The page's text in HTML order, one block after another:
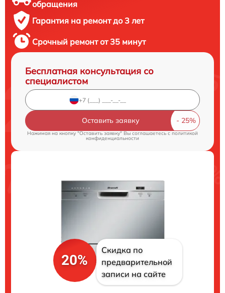
обращения
Гарантия на ремонт до 3 лет
Срочный ремонт от 35 минут
Бесплатная консультация со
специалистом
Оставить заявку
Нажимая на кнопку "Оставить заявку" Вы соглашаетесь c политикой
конфиденциальности
20%
Скидка по
предварительной
записи на сайте